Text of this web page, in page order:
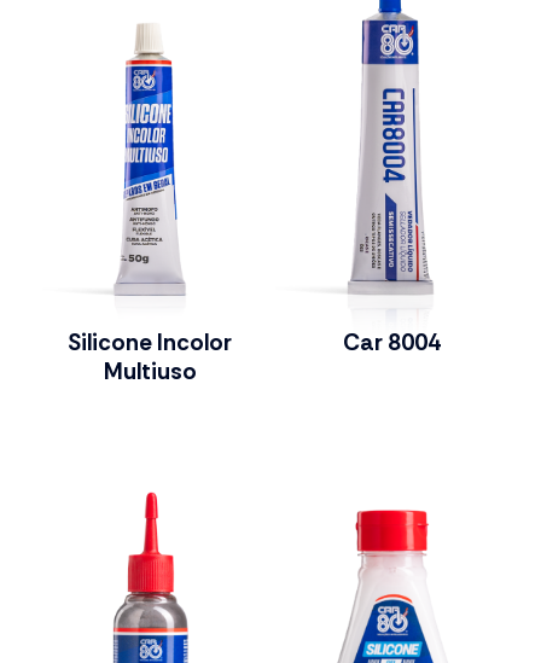
Silicone Incolor
Multiuso
Car 8004